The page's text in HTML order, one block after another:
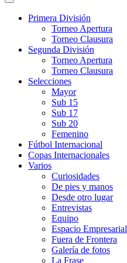
Menú
principalPrimera División
Torneo Apertura
Torneo Clausura
Segunda División
Torneo Apertura
Torneo Clausura
Selecciones
Mayor
Sub 15
Sub 17
Sub 20
Femenino
Fútbol Internacional
Copas Internacionales
Varios
Curiosidades
De pies y manos
Desde otro lugar
Entrevistas
Equipo
Espacio Empresarial
Fuera de Frontera
Galería de fotos
La Frase